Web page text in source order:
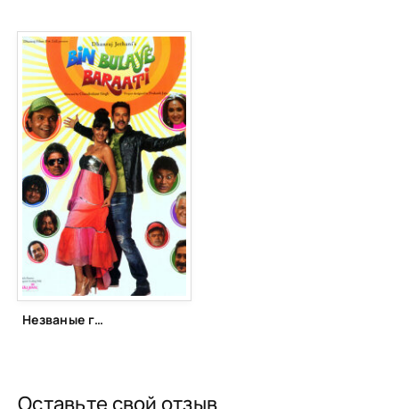
Незваные гости (2011)
Оставьте свой отзыв